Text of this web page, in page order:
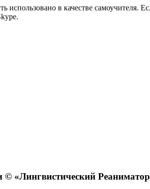
использовано в качестве
© «Лингвистический